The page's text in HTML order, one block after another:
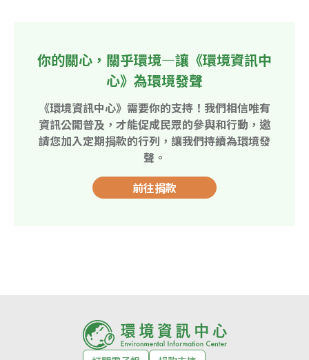
你的關心，關乎環境—讓《環境資訊中
心》為環境發聲
《環境資訊中心》需要你的支持！我們相信唯有
資訊公開普及，才能促成民眾的參與和行動，邀
請您加入定期捐款的行列，讓我們持續為環境發
聲。
前往捐款